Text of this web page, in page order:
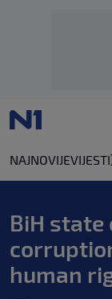
NAJNOVIJEVIJESTI
BiH
human